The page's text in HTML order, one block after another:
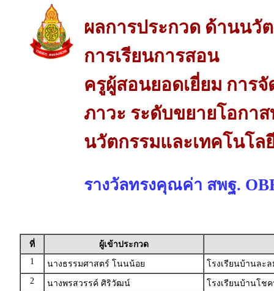
ผลการประกวด ด้านนวั
การเรียนการสอน
ครูผู้สอนยอดเยี่ยม การ
ภาวะ ระดับขยายโอกา
นวัตกรรมและเทคโนโล
รางวัลทรงคุณค่า สพฐ.
ที่
ผู้เข้าประกวด
1
นางธรรมศาสตร์ โนนน้อย
โรงเรียนบ้านละ
2
นางพรสวรรค์ ศิริวัฒน์
โรงเรียนบ้านโช